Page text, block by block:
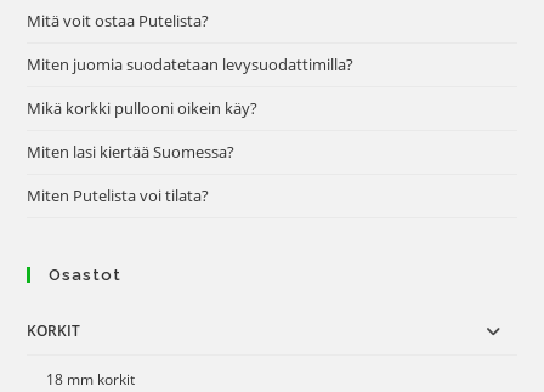
Mitä voit ostaa Putelista?
Miten juomia suodatetaan levysuodattimilla?
Mikä korkki pullooni oikein käy?
Miten lasi kiertää Suomessa?
Miten Putelista voi tilata?
Osastot
KORKIT
18 mm korkit